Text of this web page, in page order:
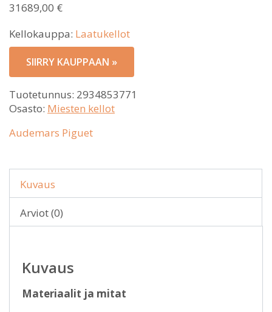
31689,00 €
Kellokauppa: Laatukellot
SIIRRY KAUPPAAN »
Tuotetunnus: 2934853771
Osasto: Miesten kellot
Audemars Piguet
Kuvaus
Arviot (0)
Kuvaus
Materiaalit ja mitat